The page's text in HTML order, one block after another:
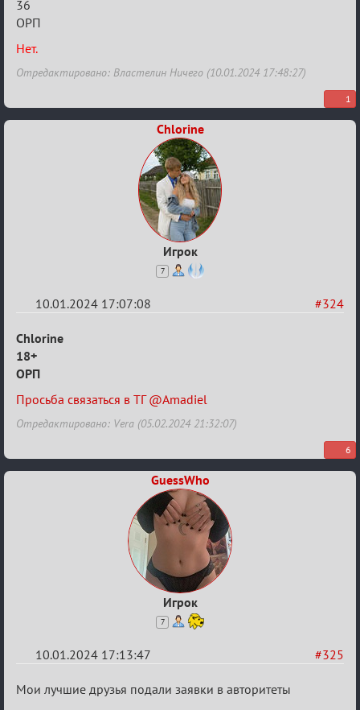
Заявки
в
Авторитеты²
36
ОРП
Нет.
Отредактировано: Властелин Ничего (10.01.2024 17:48:27)
1
Chlorine
Игрок
7
#324
10.01.2024 17:07:08
Re:
Заявки
в
Авторитеты²
Chlorine
18+
ОРП
Просьба связаться в ТГ @Amadiel
Отредактировано: Vera (05.02.2024 21:32:07)
6
GuessWho
Игрок
7
#325
10.01.2024 17:13:47
Re:
Мои лучшие друзья подали заявки в авторитеты